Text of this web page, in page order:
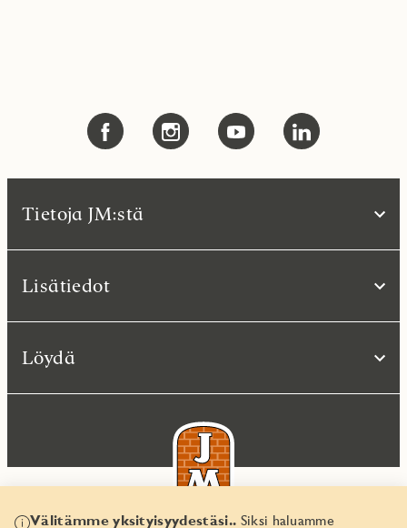
Välitämme yksityisyydestäsi.. Siksi haluamme
Tietoja JM:stä
Lisätiedot
Löydä